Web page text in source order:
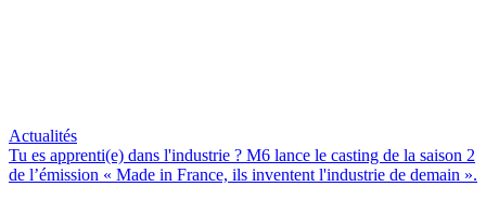
Actualités
Tu es apprenti(e) dans l'industrie ? M6 lance le casting de la saison 2
de l’émission « Made in France, ils inventent l'industrie de demain ».